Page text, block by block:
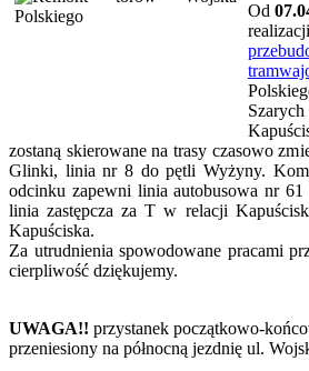
Od
zostaną skierowane na trasy czasowo
Glinki, linia nr 8 do pętli Wyżyny.
odcinku zapewni linia autobusowa nr 61
linia zastępcza za T w relacji
Kapuściska.
Za utrudnienia spowodowane pracami
cierpliwość dziękujemy.
UWAGA!! przystanek początkowo-
przeniesiony na północną jezdnię ul.